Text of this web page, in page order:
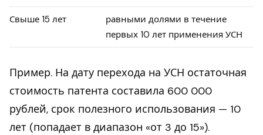
Свыше 15 лет
равными долями в течение
первых 10 лет применения УСН
Пример. На дату перехода на УСН остаточная
стоимость патента составила 600 000
рублей, срок полезного использования — 10
лет (попадает в диапазон «от 3 до 15»).